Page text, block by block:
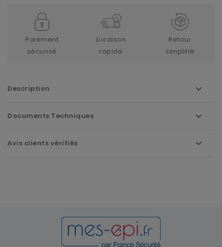
Paiement
sécurisé
Livraison
rapide
Retour
simplifié
Description
Documents Techniques
Avis clients vérifiés